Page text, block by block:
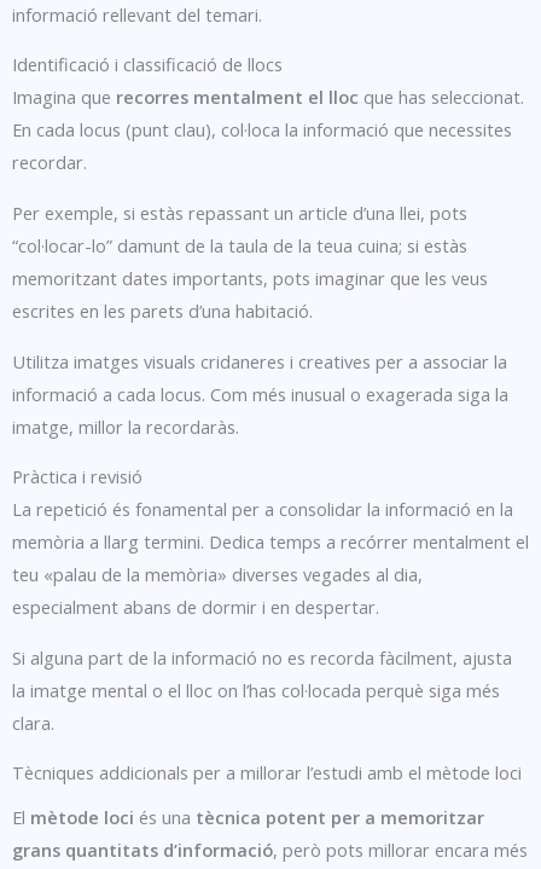
informació rellevant del temari.
Identificació i classificació de llocs
Imagina que recorres mentalment el lloc que has seleccionat.
En cada locus (punt clau), col·loca la informació que necessites
recordar.
Per exemple, si estàs repassant un article d’una llei, pots
“col·locar-lo” damunt de la taula de la teua cuina; si estàs
memoritzant dates importants, pots imaginar que les veus
escrites en les parets d’una habitació.
Utilitza imatges visuals cridaneres i creatives per a associar la
informació a cada locus. Com més inusual o exagerada siga la
imatge, millor la recordaràs.
Pràctica i revisió
La repetició és fonamental per a consolidar la informació en la
memòria a llarg termini. Dedica temps a recórrer mentalment el
teu «palau de la memòria» diverses vegades al dia,
especialment abans de dormir i en despertar.
Si alguna part de la informació no es recorda fàcilment, ajusta
la imatge mental o el lloc on l’has col·locada perquè siga més
clara.
Tècniques addicionals per a millorar l’estudi amb el mètode loci
El mètode loci és una tècnica potent per a memoritzar
grans quantitats d’informació, però pots millorar encara més